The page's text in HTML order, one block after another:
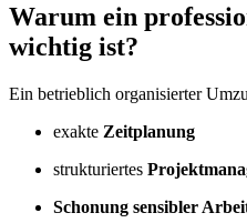
Warum ein
wichtig ist?
Ein betrieblich organisierter
exakte Zeitplanung
strukturiertes
Schonung sensibler